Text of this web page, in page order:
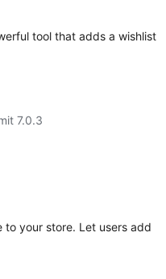
tool that adds a wishlist
7.0.3
to your store. Let users add